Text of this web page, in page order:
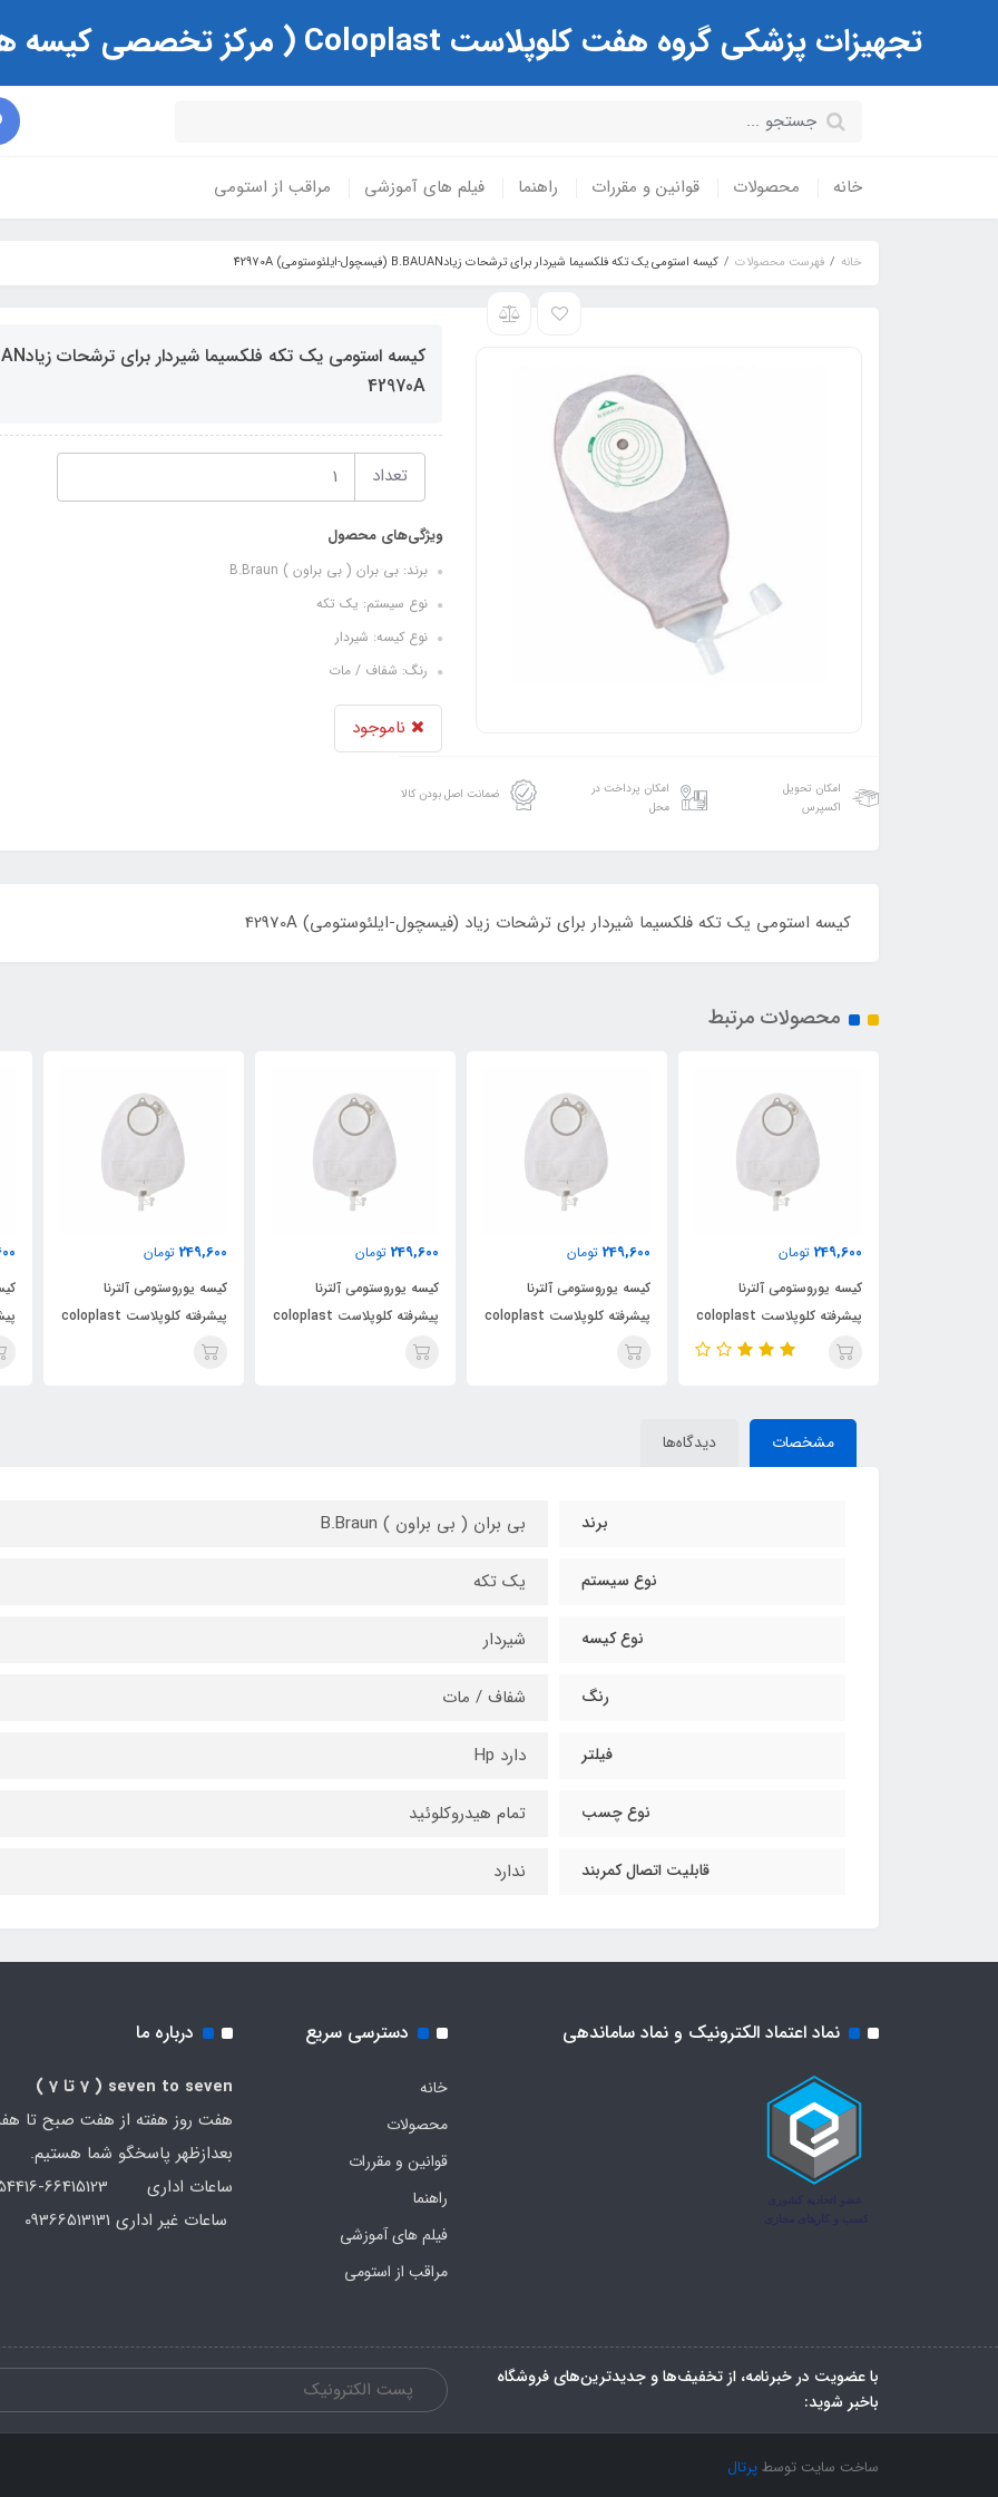
تجهیزات پزشکی گروه هفت کلوپلاست Coloplast ( مرکز تخصصی کیسه های استومی و زخم )
خانه محصولات قوانین و مقررات راهنما فیلم های آموزشی مراقب از استومی
خانه فهرست محصولات کیسه استومی یک تکه فلکسیما شیردار برای ترشحات زیادB.BAUAN (فیسچول-ایلئوستومی) 42970A
42970A
تعداد
ویژگی‌های محصول
برند: بی بران ( بی براون ) B.Braun
نوع سیستم: یک تکه
نوع کیسه: شیردار
رنگ: شفاف / مات
ناموجود
امکان تحویل
اکسپرس
امکان پرداخت در
محل
ضمانت اصل بودن کالا
کیسه استومی یک تکه فلکسیما شیردار برای ترشحات زیاد (فیسچول-ایلئوستومی) 42970A
محصولات مرتبط
249,600 تومان
کیسه یوروستومی آلترنا
پیشرفته کلوپلاست coloplast
کد 14229
249,600 تومان
کیسه یوروستومی آلترنا
پیشرفته کلوپلاست coloplast
کد 14229
249,600 تومان
کیسه یوروستومی آلترنا
پیشرفته کلوپلاست coloplast
کد 14229
249,600 تومان
کیسه یوروستومی آلترنا
پیشرفته کلوپلاست coloplast
کد 14229
کد
مشخصات دیدگاه‌ها
برند بی بران ( بی براون ) B.Braun
نوع سیستم یک تکه
نوع کیسه شیردار
رنگ شفاف / مات
فیلتر دارد Hp
نوع چسب تمام هیدروکلوئید
قابلیت اتصال کمربند ندارد
نماد اعتماد الکترونیک و نماد ساماندهی دسترسی سریع
خانه
محصولات
قوانین و مقررات
راهنما
فیلم های آموزشی
مراقب از استومی
درباره ما
seven to seven ( 7 تا 7 )
هفت روز هفته از هفت صبح تا
بعدازظهر پاسخگو شما هستیم.
ساعات اداری 66415123-66454416-021
ساعات غیر اداری 09366513131
با عضویت در خبرنامه، از تخفیف‌ها و جدیدترین‌های فروشگاه
باخبر شوید:
ساخت سایت توسطپرتال